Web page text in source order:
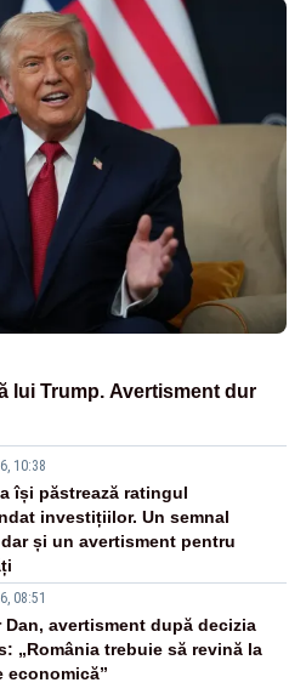
lui Trump. Avertisment dur
10:38
își păstrează ratingul
investițiilor. Un semnal
și un avertisment pentru
08:51
Dan, avertisment după decizia
„România trebuie să revină la
economică”